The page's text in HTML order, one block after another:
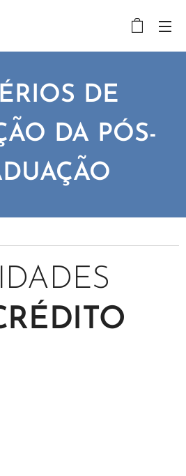
DE
DA PÓS-